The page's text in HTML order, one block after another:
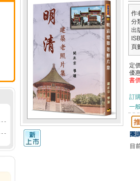
作
分
出
頁
定
優
書
訂
一
團
目